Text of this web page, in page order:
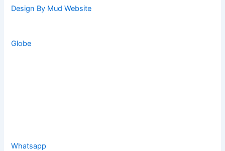
Design By Mud Website
Globe
Whatsapp